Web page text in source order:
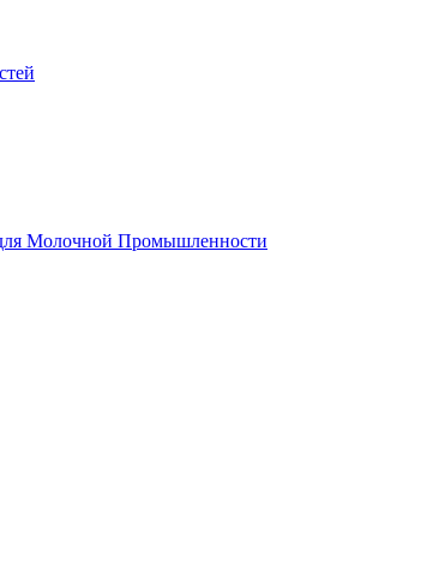
Молочной Промышленности